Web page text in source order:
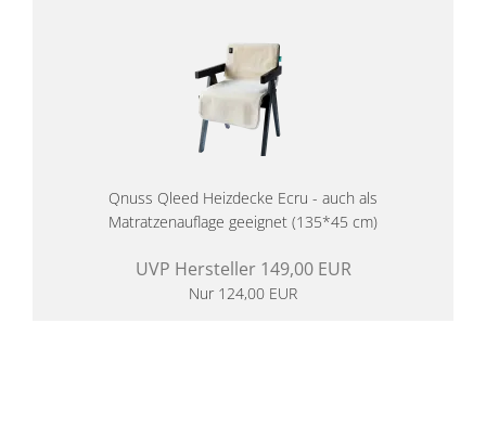
Qnuss Qleed Heizdecke Ecru - auch als
Matratzenauflage geeignet (135*45 cm)
UVP Hersteller 149,00 EUR
Nur 124,00 EUR